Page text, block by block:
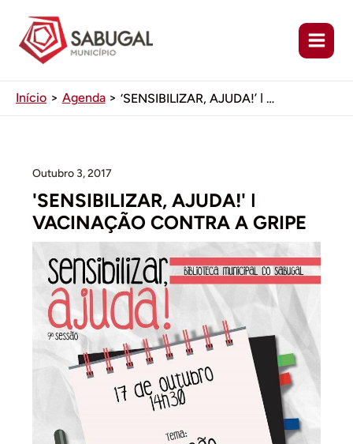
conteúdo
Início Agenda ‘SENSIBILIZAR, AJUDA!’ ǀ VACINAÇÃO CONTRA A GRIPE
Outubro 3, 2017
'SENSIBILIZAR, AJUDA!' ǀ
VACINAÇÃO CONTRA A GRIPE